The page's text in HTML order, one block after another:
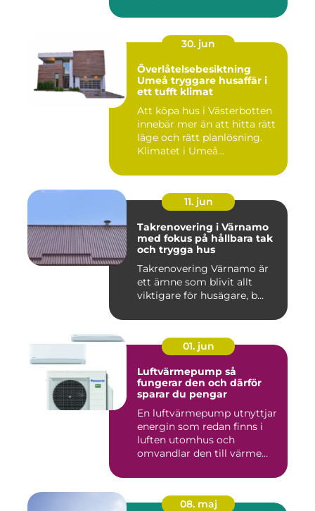
30. jun
Överlåtelsebesiktning
Umeå tryggare husaffär i
ett tufft klimat
Att köpa hus i Västerbotten
innebär mer än att hitta rätt
läge och rätt planlösning.
Klimatet i Umeå...
11. jun
Takrenovering i Värnamo
med fokus på hållbara tak
och trygga hus
Takrenovering Värnamo är
ett ämne som blivit allt
viktigare för husägare, b...
01. jun
Luftvärmepump så
fungerar den och därför
sparar du pengar
En luftvärmepump utnyttjar
energin som redan finns i
luften utomhus och
omvandlar den till värme
08. maj